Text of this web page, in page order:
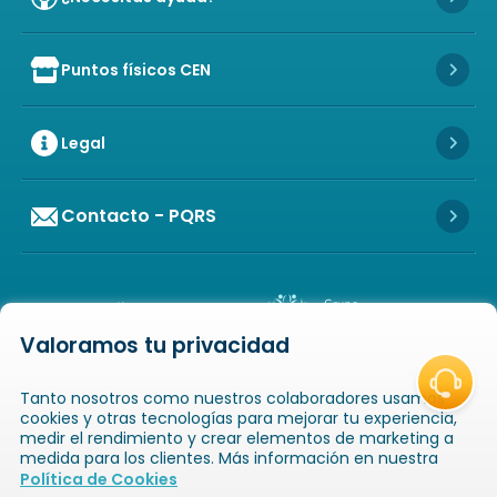
Icon of store
Puntos físicos CEN Icon
Legal Icon
Contacto - PQRS Icon
LOS DERECHOS RESERVADOS
NIT: 811025289-1 / CRA. 52 # 20-124, GUAYABAL,
MEDELLÍN, ANTIOQUIA
Inicio Icon of book-open Icon of
Valoramos tu privacidad
Tanto nosotros como nuestros colaboradores usamos
cookies y otras tecnologías para mejorar tu experiencia,
medir el rendimiento y crear elementos de marketing a
medida para los clientes. Más información en nuestra
Política de Cookies